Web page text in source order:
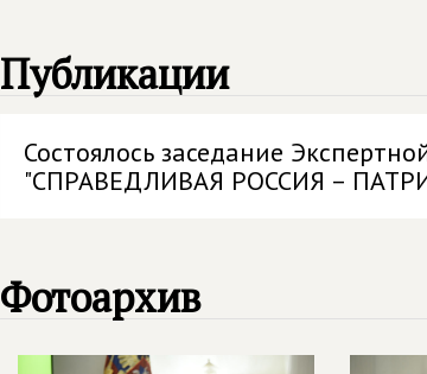
Публикации
Состоялось заседание
"СПРАВЕДЛИВАЯ РОССИЯ –
Фотоархив